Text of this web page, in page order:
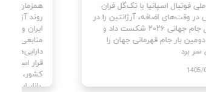
تیم ملی فوتبال اسپانیا با تک‌گل فران
تورس در وقت‌های اضافه، آرژانتین را در
فینال جام جهانی ۲۰۲۶ شکست داد و
برای دومین بار جام قهرمانی جهان را
بالای سر برد.
1405/04/29
همزمان
روند
ایران
منابعی
قرار
کشور،
بازار ارز کمک کنند.